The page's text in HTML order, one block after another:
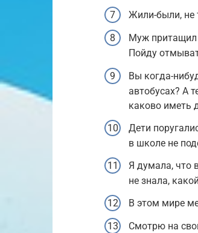
Жили-были, не
Муж притащил
Пойду
Вы когда-
автобусах? А
каково иметь
Дети
в школе не
Я думала, что
не знала,
В этом мире
Смотрю на